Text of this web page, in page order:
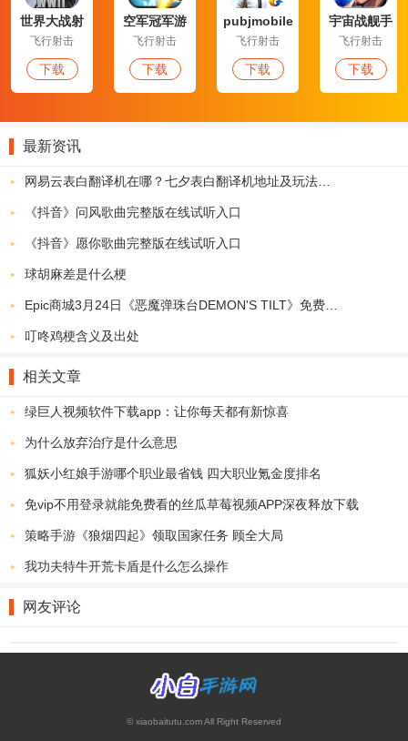
手动开火的同时，开火的时候更能滑动屏幕进行压枪跟枪的操作。现
在跟给了玩家两种操作模式，第一种自动瞄准不做评价，第二种有一
键开镜开火和左手开火，手动开火，不开镜，但是这个手动开火不开
镜的设定有点迷，敌人又不是站着给你打，这种开火模式居然不能滑
游戏， 只要鼠标左键按了，鼠标滑不动了，懂我意思吧？不懂？看看
画质很好。
CODM印度测试服安装说明：
数据包大小：1136M
数据包使用方法：安装APK后，将下载所得的压缩包,解压后即可得到
已经设置好路径的文件夹Android，将其放置在SD卡的根目录，并确
世界大战射
击游戏最新
飞行射击
下载
空军冠军游
戏
飞行射击
下载
pubjmobile
国际版
飞行射击
下载
宇宙战舰手
游
飞行射击
下载
最新资讯
《抖音》问风歌曲完整版在线试听入口
《抖音》愿你歌曲完整版在线试听入口
球胡麻差是什么梗
叮咚鸡梗含义及出处
相关文章
绿巨人视频软件下载app：让你每天都有新惊喜
为什么放弃治疗是什么意思
狐妖小红娘手游哪个职业最省钱 四大职业氪金度排名
免vip不用登录就能免费看的丝瓜草莓视频APP深夜释放下载
策略手游《狼烟四起》领取国家任务 顾全大局
我功夫特牛开荒卡盾是什么怎么操作
网友评论
© xiaobaitutu.com All Right Reserved